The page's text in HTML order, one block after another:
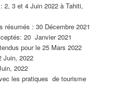
2, 3 et 4 Juin 2022 à Tahiti,
résumés : 30 Décembre 2021
20 Janvier 2021
pour le 25 Mars 2022
Juin, 2022
2022
les pratiques de tourisme